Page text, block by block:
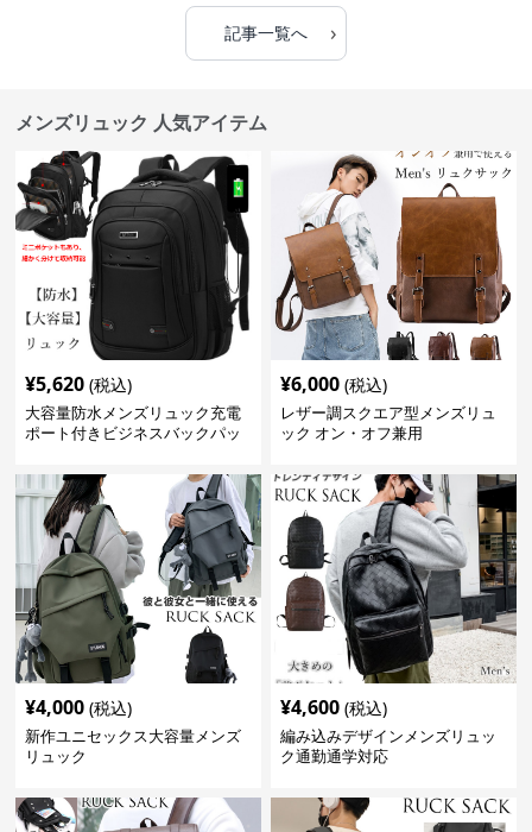
記事一覧へ ›
メンズリュック 人気アイテム
¥5,620 (税込)
大容量防水メンズリュック充電
ポート付きビジネスバックパッ
¥6,000 (税込)
レザー調スクエア型メンズリュ
ック オン・オフ兼用
¥4,000 (税込)
新作ユニセックス大容量メンズ
リュック
¥4,600 (税込)
編み込みデザインメンズリュッ
ク通勤通学対応